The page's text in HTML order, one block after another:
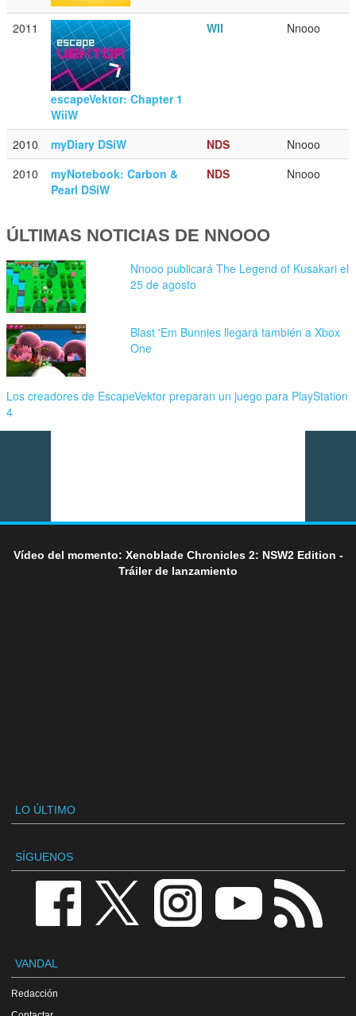
2011
escapeVektor: Chapter 1
WiiW
WII Nnooo
2010 myDiary DSiW NDS
Nnooo
2010
myNotebook: Carbon &
Pearl DSiW
NDS Nnooo
ÚLTIMAS NOTICIAS DE NNOOO
Nnooo publicará The Legend of Kusakari el
25 de agosto
Blast 'Em Bunnies llegará también a Xbox
One
Los creadores de EscapeVektor preparan un juego para PlayStation
4
Vídeo del momento: Xenoblade Chronicles 2: NSW2 Edition -
Tráiler de lanzamiento
LO ÚLTIMO
SÍGUENOS
VANDAL
Redacción